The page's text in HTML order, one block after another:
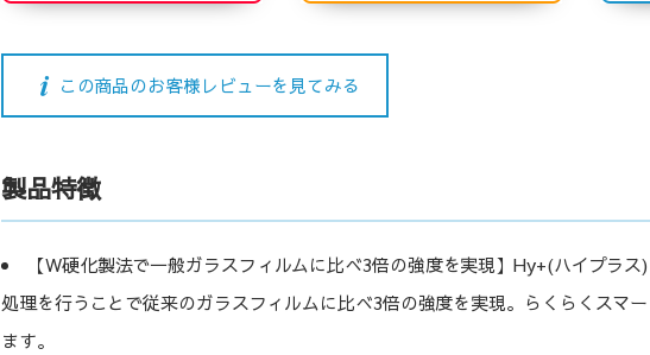
この商品のお客様レビューを見てみる
製品特徴
【W硬化製法で一般ガラスフィルムに比べ3倍の強度を実現】Hy+(ハイプラ
処理を行うことで従来のガラスフィルムに比べ3倍の強度を実現。らくらくスマ
ます。